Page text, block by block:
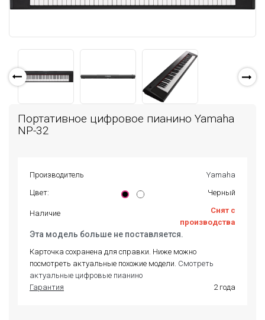
Портативное цифровое пианино Yamaha
NP-32
Производитель
Yamaha
Цвет:
Черный
Наличие
Снят с
производства
Эта модель больше не поставляется.
Карточка сохранена для справки. Ниже можно
посмотреть актуальные похожие модели. Смотреть
актуальные цифровые пианино
Гарантия
2 года